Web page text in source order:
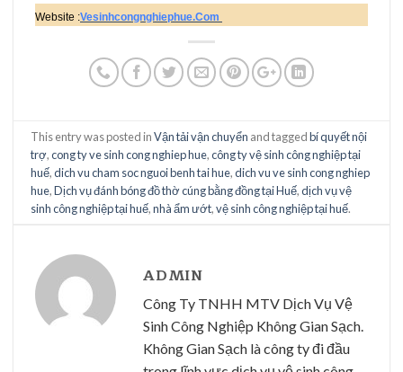
Website :Vesinhcongnghiephue.Com
This entry was posted inVận tải vận chuyển and taggedbí quyết nội
trợ,cong ty ve sinh cong nghiep hue,công ty vệ sinh công nghiệp tại
huế,dich vu cham soc nguoi benh tai hue,dich vu ve sinh cong nghiep
hue,Dịch vụ đánh bóng đồ thờ cúng bằng đồng tại Huế,dịch vụ vệ
sinh công nghiệp tại huế,nhà ẩm ướt,vệ sinh công nghiệp tại huế.
ADMIN
Công Ty TNHH MTV Dịch Vụ Vệ
Sinh Công Nghiệp Không Gian Sạch.
Không Gian Sạch là công ty đi đầu